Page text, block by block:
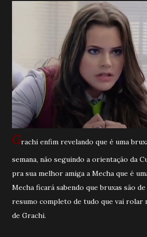
Grachi enfim revelando que é uma
semana, não seguindo a orientação da
pra sua melhor amiga a Mecha que é
Mecha ficará sabendo que bruxas são
resumo completo de tudo que vai rolar
de Grachi.